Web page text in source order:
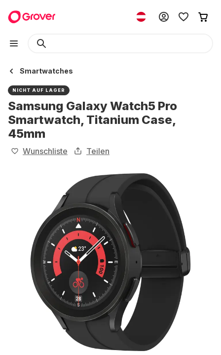
Smartwatches
NICHT AUF LAGER
Samsung Galaxy Watch5 Pro
Smartwatch, Titanium Case,
45mm
Wunschliste Teilen